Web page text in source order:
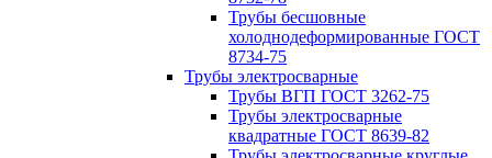
Трубы бесшовные
холоднодеформированные ГОСТ
8734-75
Трубы электросварные
Трубы ВГП ГОСТ 3262-75
Трубы электросварные
квадратные ГОСТ 8639-82